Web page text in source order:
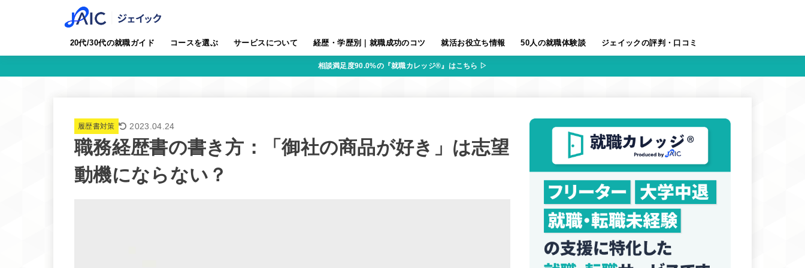
20代/30代の就職ガイド コースを選ぶ サービスについて 経歴・学歴別｜就職成功のコツ 就活お役立ち情報 50人の就職体験談 ジェイックの評判・口コミ
相談満足度90.0%の『就職カレッジ®』はこちら ▷
履歴書対策 2023.04.24
職務経歴書の書き方：「御社の商品が好き」は志望
動機にならない？